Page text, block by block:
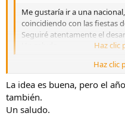
Me gustaría ir a una
coincidiendo con las fiestas
Seguiré atentamente el
Haz clic
Como siempre coincida con
para la KDD. !!!!
Saludos
Haz clic
La idea es buena, pero el
también.
Un saludo.